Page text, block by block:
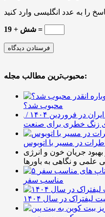
19 + شش =
محبوب‌ترین مطالب مجله:
محبوب شد؟
افزایش ۴.۶ درصدی تولید فولاد ایران در فروردین ۱۴۰۴ /
زنگ خطری برای صنعت
در مسیر با اتوبوس
بهبود جریان خون و انرژی
علمی و نگاهی به باورها
مناسب سفر
لیفتراک در سال ۱۴۰۴